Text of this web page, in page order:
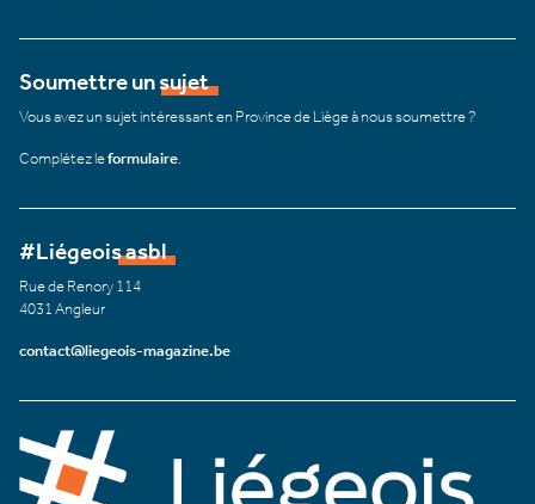
Soumettre un sujet
Vous avez un sujet intéressant en Province de Liège à nous soumettre ?
Complétez leformulaire
#Liégeois asbl
Rue de Renory 114
4031 Angleur
contact@liegeois-magazine.be